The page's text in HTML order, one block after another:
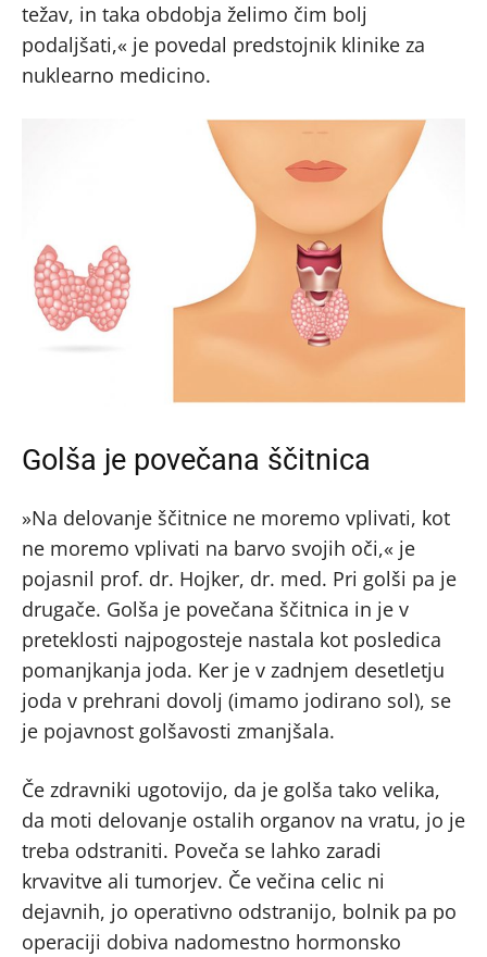
težav, in taka obdobja želimo čim bolj
podaljšati,« je povedal predstojnik klinike za
nuklearno medicino.
Golša je povečana ščitnica
»Na delovanje ščitnice ne moremo vplivati, kot
ne moremo vplivati na barvo svojih oči,« je
pojasnil prof. dr. Hojker, dr. med. Pri golši pa je
drugače. Golša je povečana ščitnica in je v
preteklosti najpogosteje nastala kot posledica
pomanjkanja joda. Ker je v zadnjem desetletju
joda v prehrani dovolj (imamo jodirano sol), se
je pojavnost golšavosti zmanjšala.
Če zdravniki ugotovijo, da je golša tako velika,
da moti delovanje ostalih organov na vratu, jo je
treba odstraniti. Poveča se lahko zaradi
krvavitve ali tumorjev. Če večina celic ni
dejavnih, jo operativno odstranijo, bolnik pa po
operaciji dobiva nadomestno hormonsko